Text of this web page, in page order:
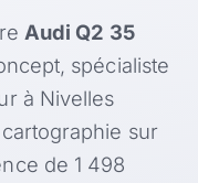
Audi Q2 35
spécialiste
à Nivelles
sur
de 1 498